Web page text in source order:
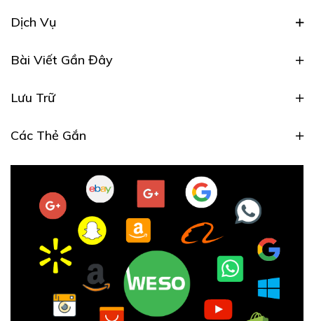
Dịch Vụ
Bài Viết Gần Đây
Lưu Trữ
Các Thẻ Gắn